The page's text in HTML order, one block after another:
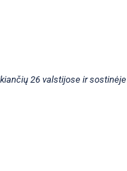
26 valstijose ir sostinėje